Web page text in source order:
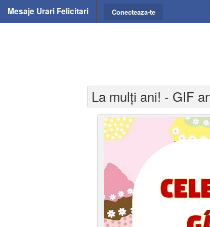
Mesaje Urari Felicitari Conecteaza-te
La mulți ani! - GIF